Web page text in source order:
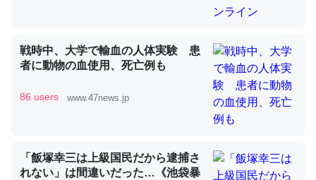
ウチもEchoを実家に置いて４年。でたまに覗いてる。ぼ
ちぼちRingも置こうかと画策中。あと、Googleマップで
位置情報を共有してる。電池残量や充電中かが分かるので
戦時中、大学で輸血の人体実験 患
者に動物の血使用、死亡例も
86 users www.47news.jp
「飯塚幸三は上級国民だから逮捕さ
れない」は間違いだった…《池袋暴